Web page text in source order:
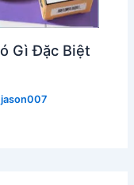
Gì Đặc Biệt
jason007